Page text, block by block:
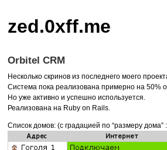
zed.0xff.me
Orbitel CRM
Несколько скринов из последнего моего
Система пока реализована примерно на 50%
Но уже активно и успешно используется.
Реализована на Ruby on Rails.
Список домов: (с градацией по “размеру дома”